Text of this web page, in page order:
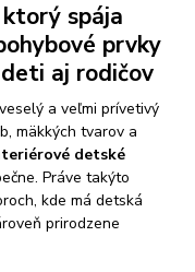
spája
prvky
aj rodičov
a veľmi prívetivý
mäkkých tvarov a
detské
Práve takýto
kde má detská
prirodzene